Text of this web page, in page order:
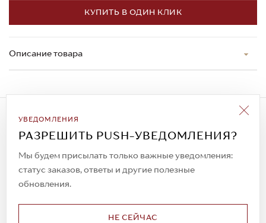
КУПИТЬ В ОДИН КЛИК
Описание товара
УВЕДОМЛЕНИЯ
РАЗРЕШИТЬ PUSH-УВЕДОМЛЕНИЯ?
Мы будем присылать только важные уведомления:
статус заказов, ответы и другие полезные
обновления.
НЕ СЕЙЧАС
Подписаться на рассылку
Всегда будьте в курсе новых акций и
спецпредложений!
© 2023. AIT Shoes
Все права защищены